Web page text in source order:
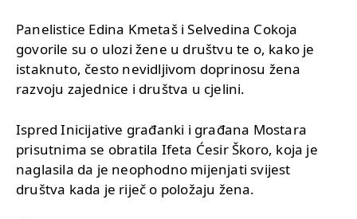
Panelistice Edina Kmetaš i Selvedina Cokoja
govorile su o ulozi žene u društvu te o, kako je
istaknuto, često nevidljivom doprinosu žena
razvoju zajednice i društva u cjelini.
Ispred Inicijative građanki i građana Mostara
prisutnima se obratila Ifeta Ćesir Škoro, koja je
naglasila da je neophodno mijenjati svijest
društva kada je riječ o položaju žena.